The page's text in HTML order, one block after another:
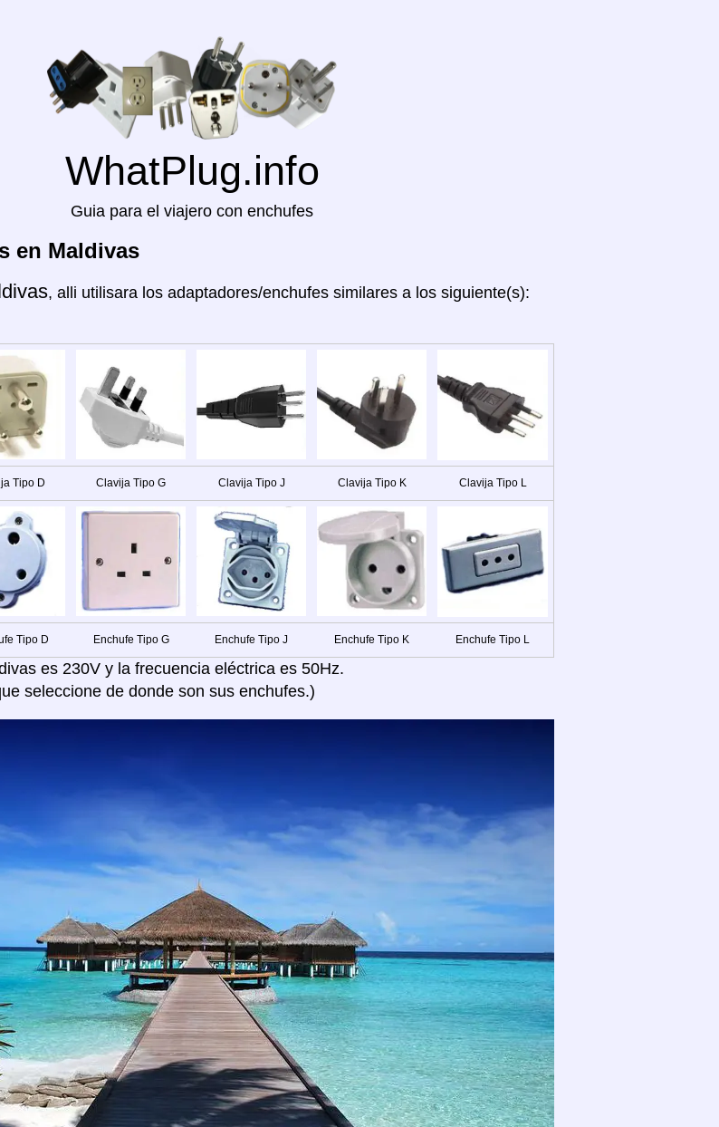
WhatPlug.info
Guia para el viajero con enchufes
en Maldivas
, alli utilisara los adaptadores/enchufes similares a los siguiente(s):
Tipo D Clavija Tipo G Clavija Tipo J Clavija Tipo K Clavija Tipo L
Tipo D Enchufe Tipo G Enchufe Tipo J Enchufe Tipo K Enchufe Tipo L
es 230V y la frecuencia eléctrica es 50Hz.
seleccione de donde son sus enchufes.)